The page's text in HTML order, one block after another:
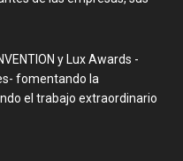
y Lux Awards -
fomentando la
el trabajo extraordinario